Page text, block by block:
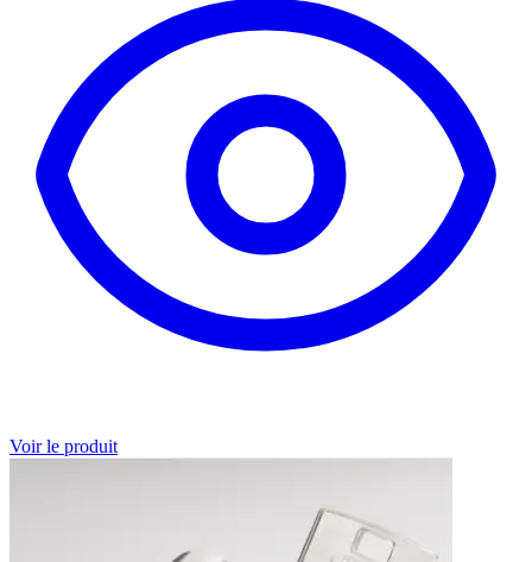
Voir le produit